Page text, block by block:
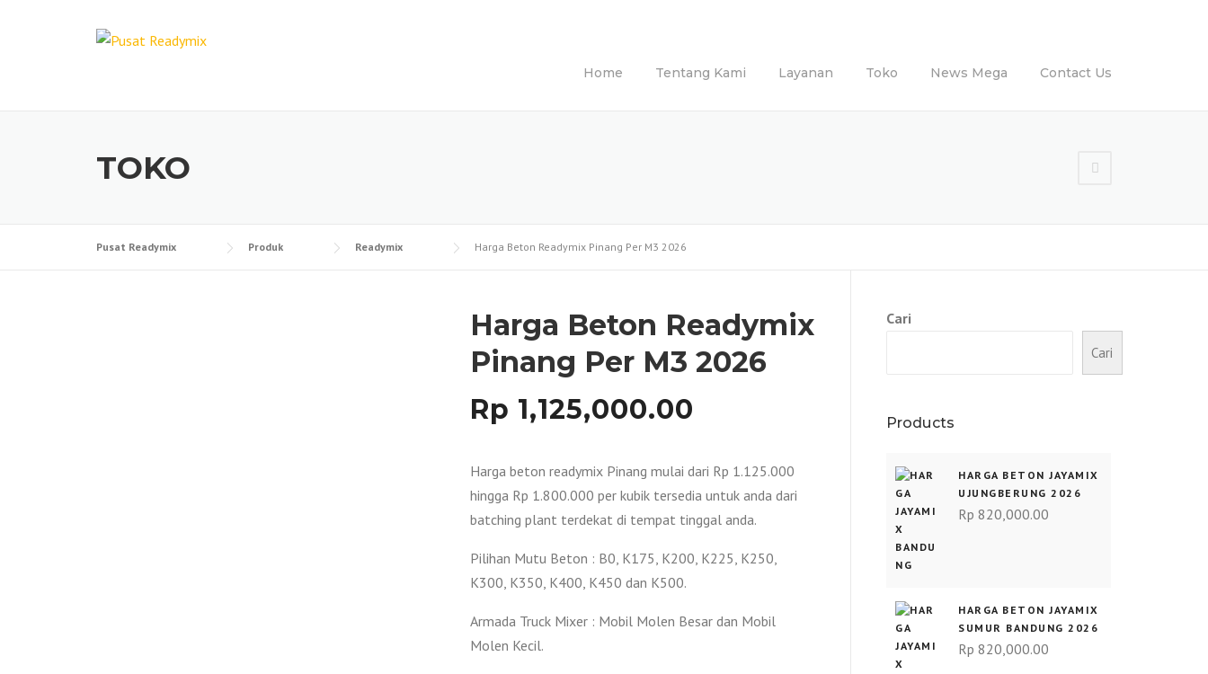
Home Tentang Kami Layanan Toko News Mega Contact Us
TOKO
Pusat Readymix Produk Readymix Harga Beton Readymix Pinang Per M3 2026
Harga Beton Readymix
Pinang Per M3 2026
Rp 1,125,000.00
Harga beton readymix Pinang mulai dari Rp 1.125.000
hingga Rp 1.800.000 per kubik tersedia untuk anda dari
batching plant terdekat di tempat tinggal anda.
Pilihan Mutu Beton : B0, K175, K200, K225, K250,
K300, K350, K400, K450 dan K500.
Armada Truck Mixer : Mobil Molen Besar dan Mobil
Molen Kecil.
Cari
Cari
Products
HARGA BETON JAYAMIX
UJUNGBERUNG 2026
Rp 820,000.00
HARGA BETON JAYAMIX
SUMUR BANDUNG 2026
Rp 820,000.00